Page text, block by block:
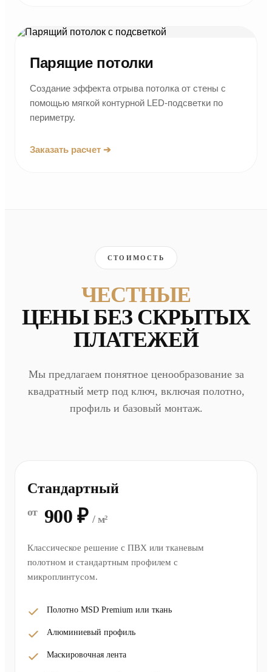
Парящие потолки
Создание эффекта отрыва потолка от стены с
помощью мягкой контурной LED-подсветки по
периметру.
Заказать расчет ➔
СТОИМОСТЬ
ЧЕСТНЫЕ
ЦЕНЫ БЕЗ СКРЫТЫХ
ПЛАТЕЖЕЙ
Мы предлагаем понятное ценообразование за
квадратный метр под ключ, включая полотно,
профиль и базовый монтаж.
Стандартный
от 900 ₽/ м²
Классическое решение с ПВХ или тканевым
полотном и стандартным профилем с
микроплинтусом.
Полотно MSD Premium или ткань
Алюминиевый профиль
Маскировочная лента